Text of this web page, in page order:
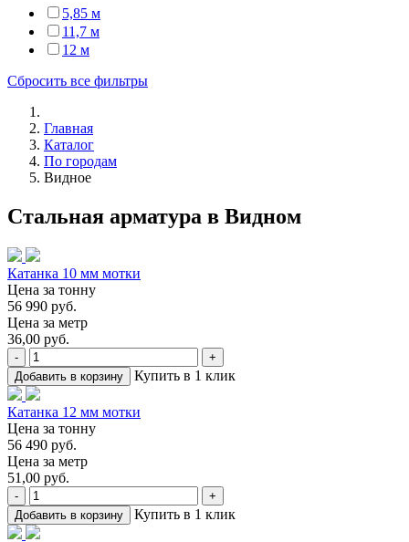
5,85 м
11,7 м
12 м
Сбросить все фильтры
Главная
Каталог
По городам
Видное
Стальная арматура в Видном
Катанка 10 мм мотки
Цена за тонну
56 990 руб.
Цена за метр
36,00 руб.
-
+
Добавить в корзину
Купить в 1 клик
Катанка 12 мм мотки
Цена за тонну
56 490 руб.
Цена за метр
51,00 руб.
-
+
Добавить в корзину
Купить в 1 клик